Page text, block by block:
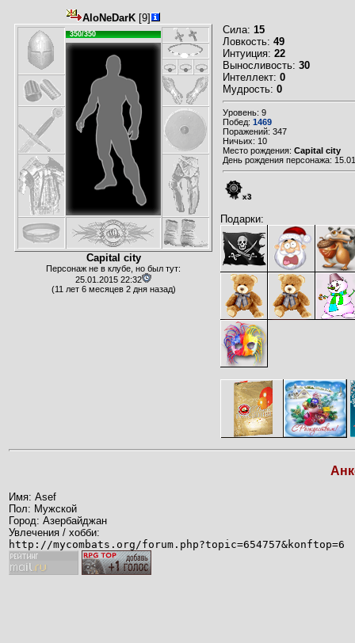
AloNeDarK [9]
350/350
Capital city
Персонаж не в клубе, но был тут:
25.01.2015 22:32
(11 лет 6 месяцев 2 дня назад)
Сила: 15
Ловкость: 49
Интуиция: 22
Выносливость: 30
Интеллект: 0
Мудрость: 0
Уровень: 9
Побед: 1469
Поражений: 347
Ничьих: 10
Место рождения: Capital city
День рождения персонажа:
x3
Подарки:
Имя: Asef
Пол: Мужской
Город: Азербайджан
Увлечения / хобби:
http://mycombats.org/forum.php?topic=654757&konftop=6